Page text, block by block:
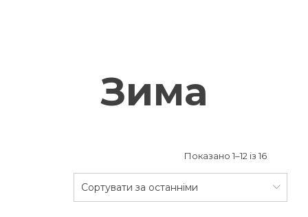
Зима
Показано 1–12 із 16
Сортувати за останніми